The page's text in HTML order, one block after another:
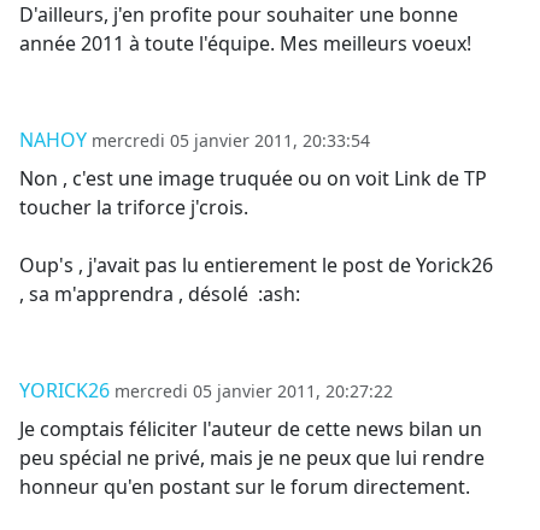
D'ailleurs, j'en profite pour souhaiter une bonne
année 2011 à toute l'équipe. Mes meilleurs voeux!
NAHOY mercredi 05 janvier 2011, 20:33:54
Non , c'est une image truquée ou on voit Link de TP
toucher la triforce j'crois.
Oup's , j'avait pas lu entierement le post de Yorick26
, sa m'apprendra , désolé :ash:
YORICK26 mercredi 05 janvier 2011, 20:27:22
Je comptais féliciter l'auteur de cette news bilan un
peu spécial ne privé, mais je ne peux que lui rendre
honneur qu'en postant sur le forum directement.